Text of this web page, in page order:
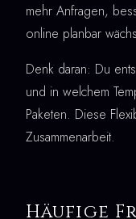
mehr Anfragen,
online planbar
Denk daran: Du
und in welchem
Paketen. Diese
Zusammenarbeit.
Häufige